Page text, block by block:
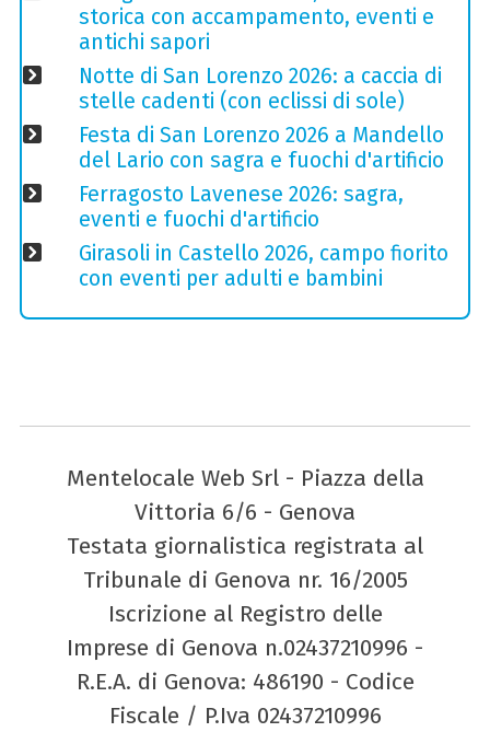
storica con accampamento, eventi e
antichi sapori
Notte di San Lorenzo 2026: a caccia di
stelle cadenti (con eclissi di sole)
Festa di San Lorenzo 2026 a Mandello
del Lario con sagra e fuochi d'artificio
Ferragosto Lavenese 2026: sagra,
eventi e fuochi d'artificio
Girasoli in Castello 2026, campo fiorito
con eventi per adulti e bambini
Mentelocale Web Srl - Piazza della
Vittoria 6/6 - Genova
Testata giornalistica registrata al
Tribunale di Genova nr. 16/2005
Iscrizione al Registro delle
Imprese di Genova n.02437210996 -
R.E.A. di Genova: 486190 - Codice
Fiscale / P.Iva 02437210996